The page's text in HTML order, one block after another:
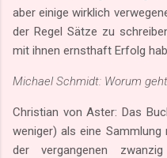
aber einige wirklich
der Regel Sätze zu
mit ihnen ernsthaft Erfolg
Michael Schmidt: Worum
Christian von Aster: Das
weniger) als eine
der vergangenen